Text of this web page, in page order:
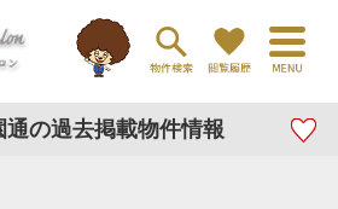
の過去掲載物件情報